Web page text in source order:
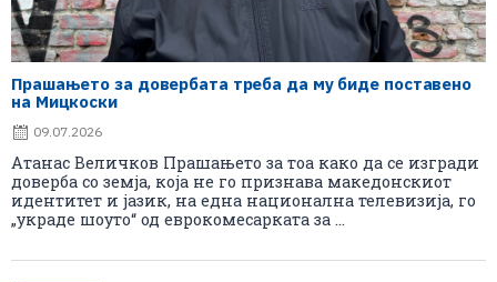
Прашањето за довербата треба да му биде поставено
на Мицкоски
09.07.2026
Атанас Величков Прашањето за тоа како да се изгради
доверба со земја, која не го признава македонскиот
идентитет и јазик, на една национална телевизија, го
„украде шоуто“ од еврокомесарката за ...